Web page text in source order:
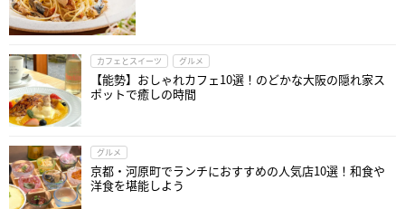
カフェとスイーツ グルメ
【能勢】おしゃれカフェ10選！のどかな大阪の隠れ家ス
ポットで癒しの時間
グルメ
京都・河原町でランチにおすすめの人気店10選！和食や
洋食を堪能しよう